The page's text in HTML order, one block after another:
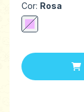
Cor: Rosa